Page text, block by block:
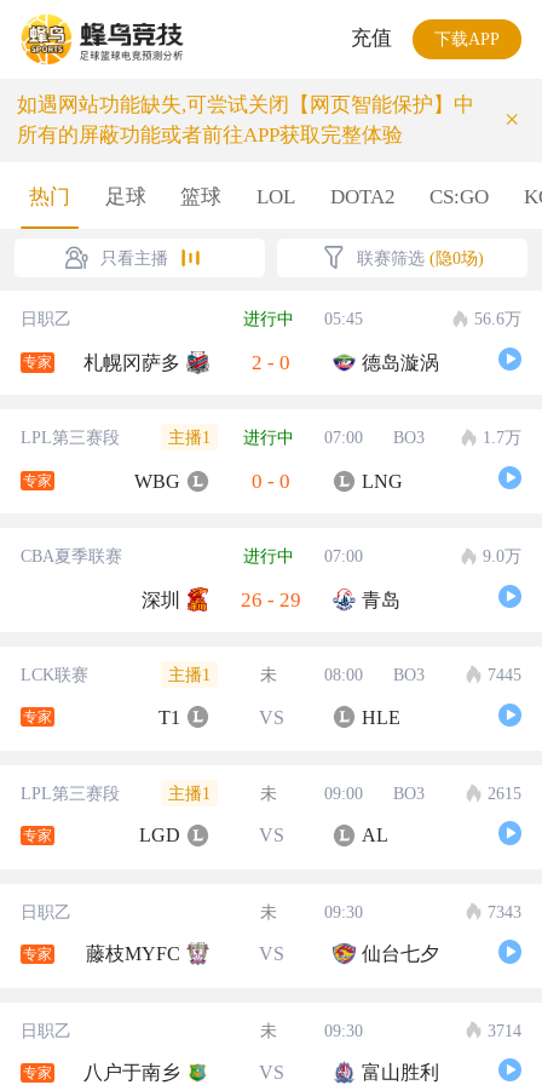
充值 下载APP
如遇网站功能缺失,可尝试关闭【网页智能保护】中
所有的屏蔽功能或者前往APP获取完整体验
×
热门 足球 篮球 LOL DOTA2 CS:GO
只看主播 联赛筛选 (隐0场)
日职乙 进行中 05:45 56.6万
专家 札幌冈萨多 2 - 0 德岛漩涡
LPL第三赛段 主播1 进行中 07:00 BO3 1.7万
专家 WBG 0 - 0 LNG
CBA夏季联赛 进行中 07:00 9.0万
深圳 26 - 29 青岛
LCK联赛 主播1 未 08:00 BO3 7445
专家 T1 VS HLE
LPL第三赛段 主播1 未 09:00 BO3 2615
专家 LGD VS AL
日职乙 未 09:30 7343
专家 藤枝MYFC VS 仙台七夕
日职乙 未 09:30 3714
专家 八户于南乡 VS 富山胜利